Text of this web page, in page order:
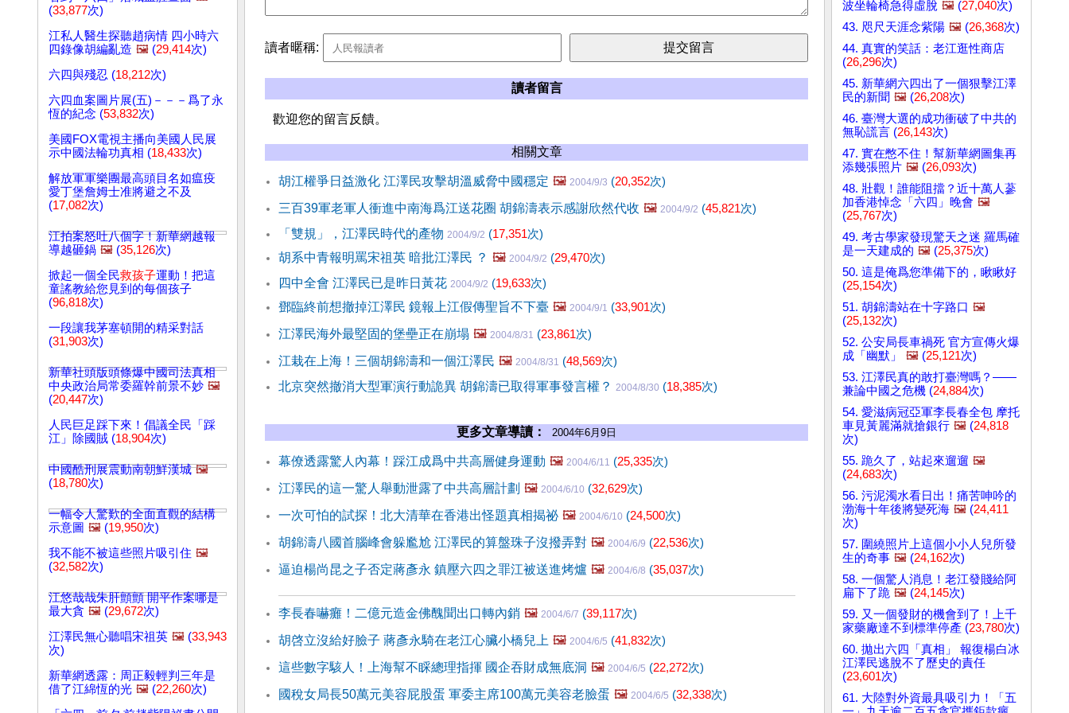
(33,877次)
江私人醫生探聽趙病情 四小時六
四錄像胡編亂造 🖼️ (29,414次)
六四與殘忍 (18,212次)
六四血案圖片展(五)－－－爲了永
恆的紀念 (53,832次)
美國FOX電視主播向美國人民展
示中國法輪功真相 (18,433次)
解放軍軍樂團最高頭目名如瘟疫
愛丁堡詹姆士准將避之不及
(17,082次)
江拍案怒吐八個字！新華網越報
導越砸鍋 🖼️ (35,126次)
掀起一個全民救孩子運動！把這
童謠教給您見到的每個孩子
(96,818次)
一段讓我茅塞頓開的精采對話
(31,903次)
新華社頭版頭條爆中國司法真相
中央政治局常委羅幹前景不妙 🖼️
(20,447次)
人民巨足踩下來！倡議全民「踩
江」除國賊 (18,904次)
中國酷刑展震動南朝鮮漢城 🖼️
(18,780次)
一幅令人驚歎的全面直觀的結構
示意圖 🖼️ (19,950次)
我不能不被這些照片吸引住 🖼️
(32,582次)
江悠哉哉朱肝顫顫 開平作案哪是
最大貪 🖼️ (29,672次)
江澤民無心聽唱宋祖英 🖼️ (33,943
次)
新華網透露：周正毅輕判三年是
借了江綿恆的光 🖼️ (22,260次)
讀者暱稱:
讀者留言
歡迎您的留言反饋。
相關文章
胡江權爭日益激化 江澤民攻擊胡溫威脅中國穩定 🖼️ 2004/9/3 (20,352次)
三百39軍老軍人衝進中南海爲江送花圈 胡錦濤表示感謝欣然代收 🖼️ 2004/9/2 (45,821次)
「雙規」，江澤民時代的產物 2004/9/2 (17,351次)
胡系中青報明罵宋祖英 暗批江澤民 ？ 🖼️ 2004/9/2 (29,470次)
四中全會 江澤民已是昨日黃花 2004/9/2 (19,633次)
鄧臨終前想撤掉江澤民 鏡報上江假傳聖旨不下臺 🖼️ 2004/9/1 (33,901次)
江澤民海外最堅固的堡壘正在崩塌 🖼️ 2004/8/31 (23,861次)
江栽在上海！三個胡錦濤和一個江澤民 🖼️ 2004/8/31 (48,569次)
北京突然撤消大型軍演行動詭異 胡錦濤已取得軍事發言權？ 2004/8/30 (18,385次)
更多文章導讀： 2004年6月9日
幕僚透露驚人內幕！踩江成爲中共高層健身運動 🖼️ 2004/6/11 (25,335次)
江澤民的這一驚人舉動泄露了中共高層計劃 🖼️ 2004/6/10 (32,629次)
一次可怕的試探！北大清華在香港出怪題真相揭祕 🖼️ 2004/6/10 (24,500次)
胡錦濤八國首腦峰會躲尷尬 江澤民的算盤珠子沒撥弄對 🖼️ 2004/6/9 (22,536次)
逼迫楊尚昆之子否定蔣彥永 鎮壓六四之罪江被送進烤爐 🖼️ 2004/6/8 (35,037次)
李長春嚇癱！二億元造金佛醜聞出口轉內銷 🖼️ 2004/6/7 (39,117次)
胡啓立沒給好臉子 蔣彥永騎在老江心臟小橋兒上 🖼️ 2004/6/5 (41,832次)
這些數字駭人！上海幫不睬總理指揮 國企吞財成無底洞 🖼️ 2004/6/5 (22,272次)
國稅女局長50萬元美容屁股蛋 軍委主席100萬元美容老臉蛋 🖼️ 2004/6/5 (32,338次)
波坐輪椅急得虛脫 🖼️ (27,040次)
43. 咫尺天涯念紫陽 🖼️ (26,368次)
44. 真實的笑話：老江逛性商店
(26,296次)
45. 新華網六四出了一個狠擊江澤
民的新聞 🖼️ (26,208次)
46. 臺灣大選的成功衝破了中共的
無恥謊言 (26,143次)
47. 實在憋不住！幫新華網圖集再
添幾張照片 🖼️ (26,093次)
48. 壯觀！誰能阻擋？近十萬人蔘
加香港悼念「六四」晚會 🖼️
(25,767次)
49. 考古學家發現驚天之迷 羅馬確
是一天建成的 🖼️ (25,375次)
50. 這是俺爲您準備下的，瞅瞅好
(25,154次)
51. 胡錦濤站在十字路口 🖼️
(25,132次)
52. 公安局長車禍死 官方宣傳火爆
成「幽默」
🖼️ (25,121次)
53. 江澤民真的敢打臺灣嗎？——
兼論中國之危機 (24,884次)
54. 愛滋病冠亞軍李長春全包 摩托
車見黃麗滿就搶銀行 🖼️ (24,818
次)
55. 跪久了，站起來遛遛 🖼️
(24,683次)
56. 污泥濁水看日出！痛苦呻吟的
渤海十年後將變死海 🖼️ (24,411
次)
57. 圍繞照片上這個小小人兒所發
生的奇事 🖼️ (24,162次)
58. 一個驚人消息！老江發賤給阿
扁下了跪 🖼️ (24,145次)
59. 又一個發財的機會到了！上千
家藥廠達不到標準停產 (23,780次)
60. 拋出六四「真相」 報復楊白冰
江澤民逃脫不了歷史的責任
(23,601次)
61. 大陸對外資最具吸引力！「五